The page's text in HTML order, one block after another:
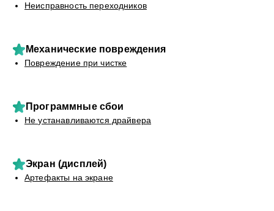
Неисправность переходников
Механические повреждения
Повреждение при чистке
Программные сбои
Не устанавливаются драйвера
Экран (дисплей)
Артефакты на экране